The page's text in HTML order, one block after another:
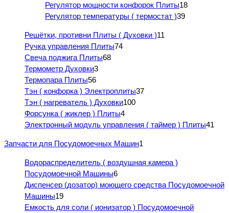
Регулятор мощности конфорок Плиты18
Регулятор температуры ( термостат )39
Решётки, противни Плиты ( Духовки )11
Ручка управления Плиты74
Свеча поджига Плиты68
Термометр Духовки3
Термопара Плиты56
Тэн ( конфорка ) Электроплиты37
Тэн ( нагреватель ) Духовки100
Форсунка ( жиклер ) Плиты4
Электронный модуль управления ( таймер ) Плиты41
Запчасти для Посудомоечных Машин1
Водораспределитель ( воздушная камера )
Посудомоечной Машины6
Диспенсер (дозатор) моющего средства Посудомоечной
Машины19
Емкость для соли ( ионизатор ) Посудомоечной